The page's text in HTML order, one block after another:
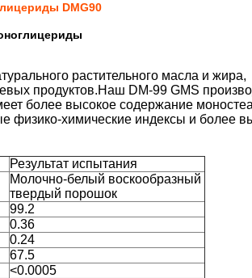
DMG90
растительного масла и жира,
продуктов.Наш DM-99 GMS
более высокое содержание
физико-химические индексы и более
Результат испытания
Молочно-белый воскообразный
твердый порошок
99.2
0.36
0.24
67.5
<0.0005